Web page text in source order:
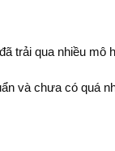
trải qua nhiều
và chưa có quá